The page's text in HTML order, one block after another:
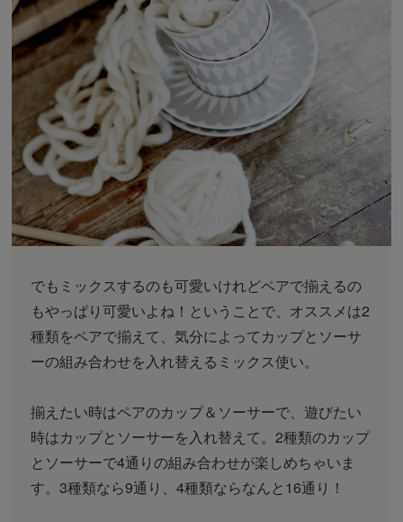
でもミックスするのも可愛いけれどペアで揃えるの
もやっぱり可愛いよね！ということで、オススメは2
種類をペアで揃えて、気分によってカップとソーサ
ーの組み合わせを入れ替えるミックス使い。
揃えたい時はペアのカップ＆ソーサーで、遊びたい
時はカップとソーサーを入れ替えて。2種類のカップ
とソーサーで4通りの組み合わせが楽しめちゃいま
す。3種類なら9通り、4種類ならなんと16通り！